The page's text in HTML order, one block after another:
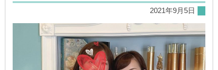
2021年9月5日